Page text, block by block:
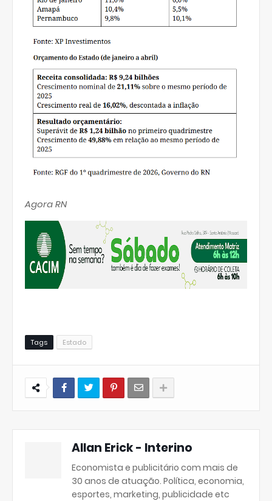
Agora RN
Tags Estado
Allan Erick - Interino
Economista e publicitário com mais de
30 anos de atuação. Política, economia,
esportes, marketing, publicidade etc